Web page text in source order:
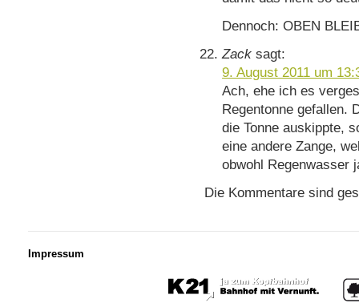
Dennoch: OBEN
Zack sagt:
9. August 2011 um
Ach, ehe ich es
Regentonne gefallen.
die Tonne auskippte,
eine andere Zange,
obwohl Regenwasser
Die Kommentare sind
Impressum